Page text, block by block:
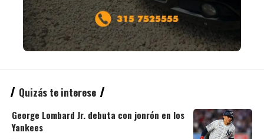
Quizás te interese
George Lombard Jr. debuta con jonrón en los
Yankees